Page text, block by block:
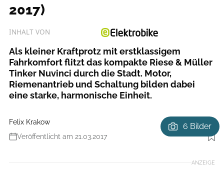
2017)
INHALT VON
Als kleiner Kraftprotz mit erstklassigem
Fahrkomfort flitzt das kompakte Riese & Müller
Tinker Nuvinci durch die Stadt. Motor,
Riemenantrieb und Schaltung bilden dabei
eine starke, harmonische Einheit.
Felix Krakow
Veröffentlicht am 21.03.2017
Foto: Benjamin Hahn Fotografie
6 Bilder
ANZEIGE